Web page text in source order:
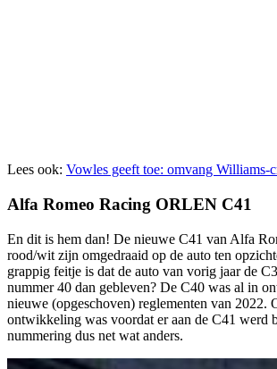
Lees ook: Vowles geeft toe: omvang Williams-
Alfa Romeo Racing ORLEN C41
En dit is hem dan! De nieuwe C41 van Alfa
rood/wit zijn omgedraaid op de auto ten
grappig feitje is dat de auto van vorig jaar de
nummer 40 dan gebleven? De C40 was al in
nieuwe (opgeschoven) reglementen van 2022.
ontwikkeling was voordat er aan de C41 werd
nummering dus net wat anders.